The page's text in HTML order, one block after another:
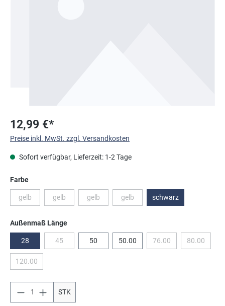
12,99 €*
Preise inkl. MwSt. zzgl. Versandkosten
Sofort verfügbar, Lieferzeit: 1-2 Tage
Farbeauswählen
gelb(Diese Option ist zurzeit nicht verfügbar.)
gelb(Diese Option ist zurzeit nicht verfügbar.)
gelb(Diese Option ist zurzeit nicht verfügbar.)
gelb(Diese Option ist zurzeit nicht
schwarz
Außenmaß Längeauswählen
28 45(Diese Option ist zurzeit nicht verfügbar.)
50 50.00 76.00(Diese Option ist
80.00(Diese
120.00(Diese Option ist zurzeit nicht verfügbar.)
STK